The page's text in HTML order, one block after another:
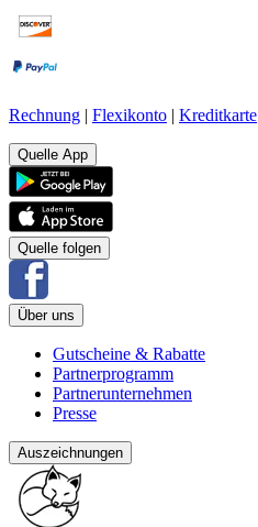
Rechnung | Flexikonto | Kreditkarte
Quelle App
Quelle folgen
Über uns
Gutscheine & Rabatte
Partnerprogramm
Partnerunternehmen
Presse
Auszeichnungen